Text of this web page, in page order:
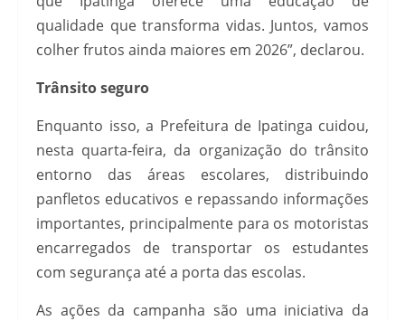
qualidade que transforma vidas. Juntos, vamos
colher frutos ainda maiores em 2026”, declarou.
Trânsito seguro
Enquanto isso, a Prefeitura de Ipatinga cuidou,
nesta quarta-feira, da organização do trânsito
entorno das áreas escolares, distribuindo
panfletos educativos e repassando informações
importantes, principalmente para os motoristas
encarregados de transportar os estudantes
com segurança até a porta das escolas.
As ações da campanha são uma iniciativa da